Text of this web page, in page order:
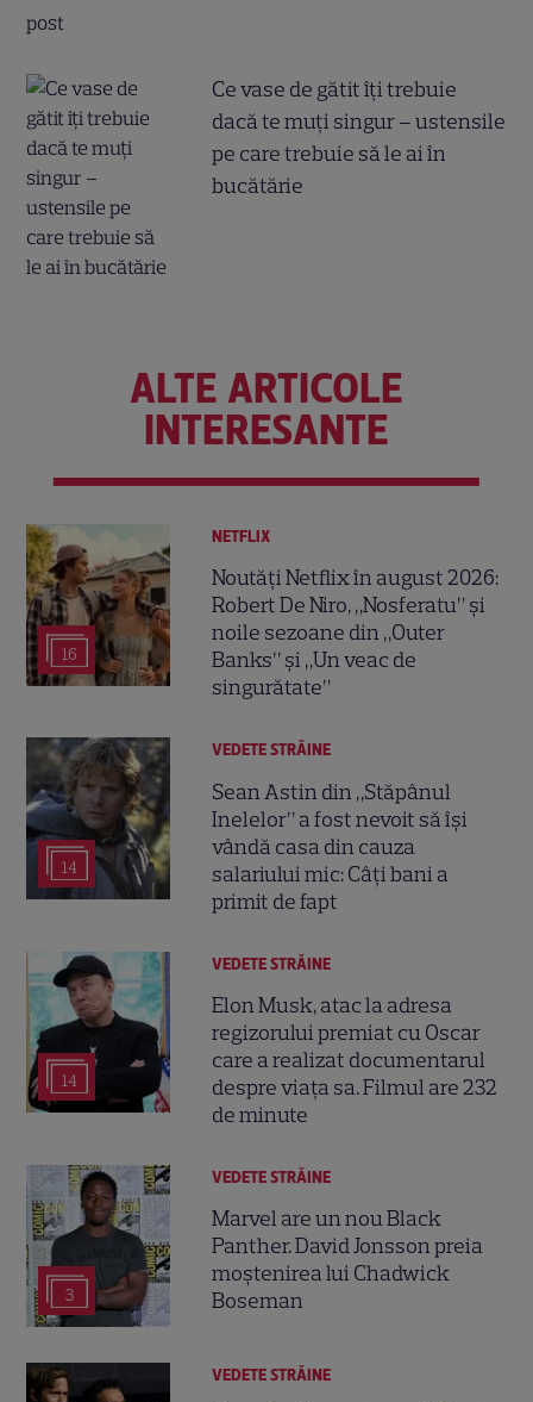
Ce vase de gătit îți trebuie
dacă te muți singur – ustensile
pe care trebuie să le ai în
bucătărie
ALTE ARTICOLE
INTERESANTE
16
NETFLIX
Noutăți Netflix în august 2026:
Robert De Niro, „Nosferatu” și
noile sezoane din „Outer
Banks” și „Un veac de
singurătate”
14
VEDETE STRĂINE
Sean Astin din „Stăpânul
Inelelor” a fost nevoit să își
vândă casa din cauza
salariului mic: Câți bani a
primit de fapt
14
VEDETE STRĂINE
Elon Musk, atac la adresa
regizorului premiat cu Oscar
care a realizat documentarul
despre viața sa. Filmul are 232
de minute
3
VEDETE STRĂINE
Marvel are un nou Black
Panther. David Jonsson preia
moștenirea lui Chadwick
Boseman
VEDETE STRĂINE